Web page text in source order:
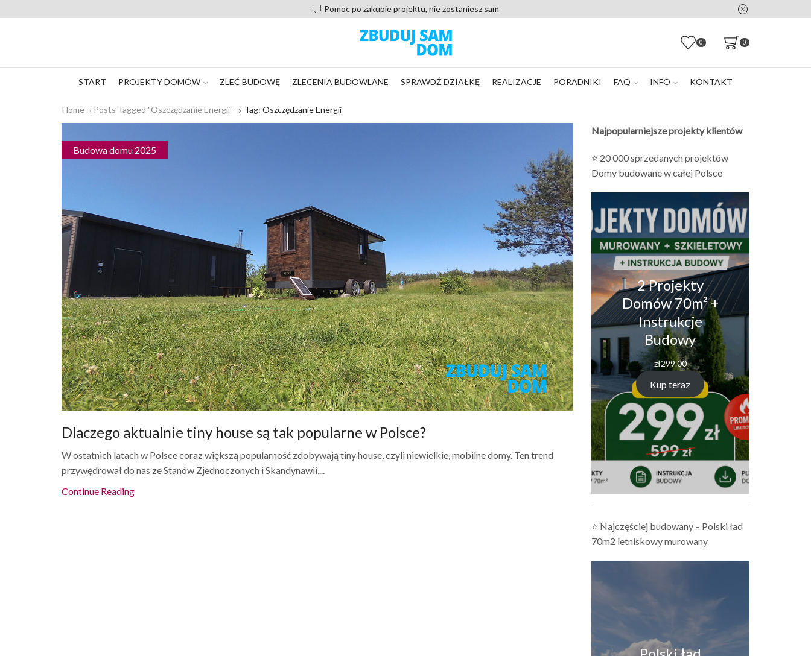
Pomoc po zakupie projektu, nie zostaniesz sam
0 0
START PROJEKTY DOMÓW ZLEĆ BUDOWĘ ZLECENIA BUDOWLANE SPRAWDŹ DZIAŁKĘ REALIZACJE PORADNIKI FAQ INFO KONTAKT
Home Posts Tagged "oszczędzanie Energii" Tag: Oszczędzanie Energii
Budowa domu 2025
Dlaczego aktualnie tiny house są tak popularne w Polsce?
W ostatnich latach w Polsce coraz większą popularność zdobywają tiny house, czyli niewielkie, mobilne domy. Ten trend
przywędrował do nas ze Stanów Zjednoczonych i Skandynawii,...
Continue Reading
Najpopularniejsze projekty klientów
⭐ 20 000 sprzedanych projektów
Domy budowane w całej Polsce
2 Projekty
Domów 70m² +
Instrukcje
Budowy
zł299.00
Kup teraz
⭐ Najczęściej budowany – Polski ład
70m2 letniskowy murowany